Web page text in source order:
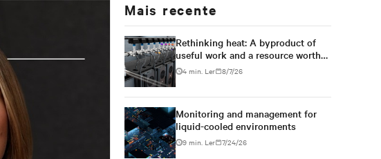
Mais recente
Rethinking heat: A byproduct of
useful work and a resource worth
capturing
4 min. Ler 8/7/26
Monitoring and management for
liquid-cooled environments
9 min. Ler 7/24/26